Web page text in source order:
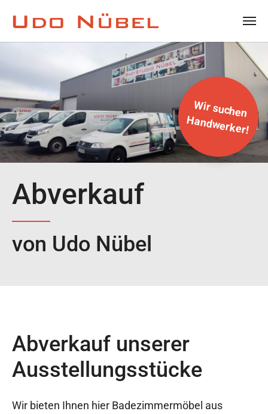
Abverkauf
von Udo Nübel
Abverkauf unserer
Ausstellungsstücke
Wir bieten Ihnen hier Badezimmermöbel aus
Wir suchen
Handwerker!